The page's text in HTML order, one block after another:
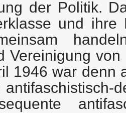
der Politik.
und
Vereinigung
1946 war denn